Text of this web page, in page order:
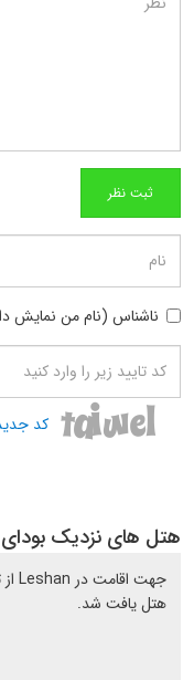
ناشناس (نام من نمایش
کد
هتل های نزدیک
جهت اقامت در Leshan از تاریخ
هتل یافت شد.